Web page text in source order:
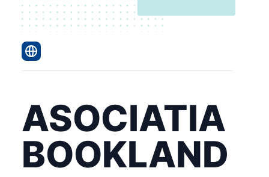
ASOCIATIA
BOOKLAND